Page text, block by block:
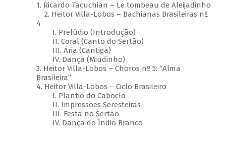
1. Ricardo Tacuchian – Le tombeau de Aleijadinho
2. Heitor Villa-Lobos – Bachianas Brasileiras nº
4
I. Prelúdio (Introdução)
II. Coral (Canto do Sertão)
III. Ária (Cantiga)
IV. Dança (Miudinho)
3. Heitor Villa-Lobos – Choros nº 5: “Alma
Brasileira”
4. Heitor Villa-Lobos – Ciclo Brasileiro
I. Plantio do Caboclo
II. Impressões Seresteiras
III. Festa no Sertão
IV. Dança do Índio Branco